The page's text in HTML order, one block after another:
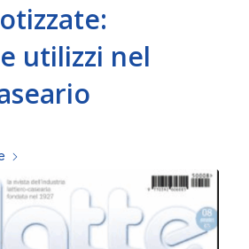
utilizzi nel